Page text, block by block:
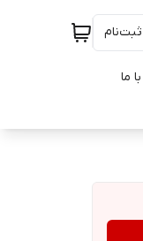
ما